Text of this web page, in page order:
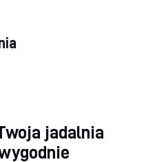
jadalnia